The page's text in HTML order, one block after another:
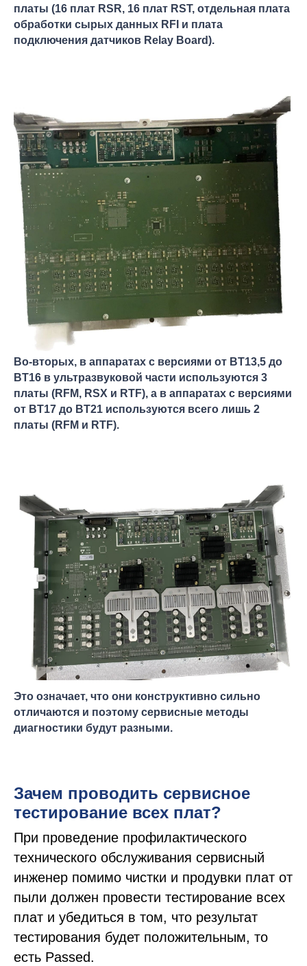
платы (16 плат RSR, 16 плат RST, отдельная плата
обработки сырых данных RFI и плата
подключения датчиков Relay Board).
Во-вторых, в аппаратах с версиями от BT13,5 до
BT16 в ультразвуковой части используются 3
платы (RFM, RSX и RTF), а в аппаратах с версиями
от BT17 до BT21 используются всего лишь 2
платы (RFM и RTF).
Это означает, что они конструктивно сильно
отличаются и поэтому сервисные методы
диагностики будут разными.
Зачем проводить сервисное
тестирование всех плат?
При проведение профилактического
технического обслуживания сервисный
инженер помимо чистки и продувки плат от
пыли должен провести тестирование всех
плат и убедиться в том, что результат
тестирования будет положительным, то
есть Passed.